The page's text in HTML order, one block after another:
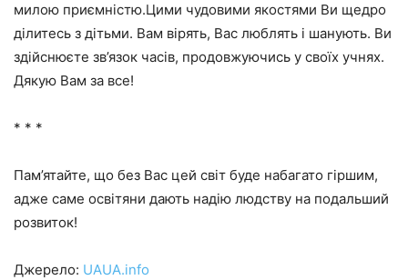
милою приємністю.Цими чудовими якостями Ви щедро
ділитесь з дітьми. Вам вірять, Вас люблять і шанують. Ви
здійснюєте зв’язок часів, продовжуючись у своїх учнях.
Дякую Вам за все!
* * *
Пам’ятайте, що без Вас цей світ буде набагато гіршим,
адже саме освітяни дають надію людству на подальший
розвиток!
Джерело: UAUA.info